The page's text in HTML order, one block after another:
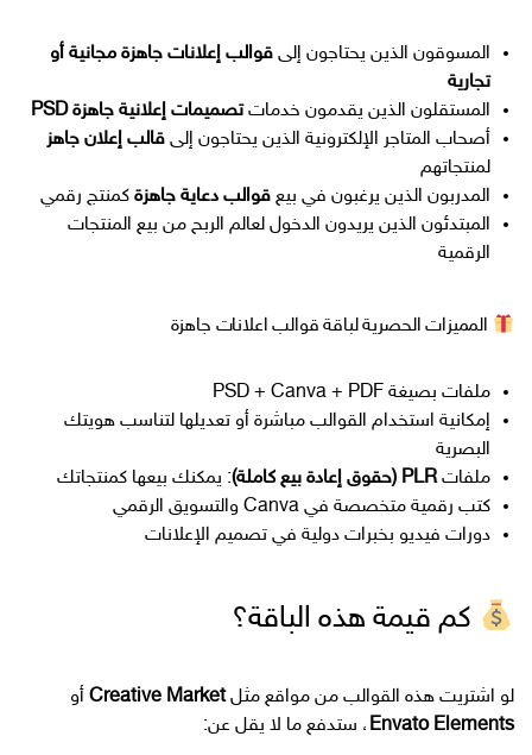
المسوقون الذين يحتاجون إلى قوالب إعلانات جاهزة مجانية أو
تجارية
المستقلون الذين يقدمون خدماتتصميمات إعلانية جاهزة PSD
أصحاب المتاجر الإلكترونية الذين يحتاجون إلى قالب إعلان جاهز
لمنتجاتهم
المدربون الذين يرغبون في بيع قوالب دعاية جاهزة كمنتج رقمي
المبتدئون الذين يريدون الدخول لعالم الربح من بيع المنتجات
الرقمية
المميزات الحصرية لباقة قوالب اعلانات جاهزة
ملفات بصيغة PSD + Canva + PDF
إمكانية استخدام القوالب مباشرة أو تعديلها لتناسب هويتك
البصرية
ملفاتPLR (حقوق إعادة بيع كاملة)
: يمكنك بيعها كمنتجاتك
كتب رقمية متخصصة في Canva والتسويق الرقمي
دورات فيديو بخبرات دولية في تصميم الإعلانات
كم قيمة هذه الباقة؟
لو اشتريت هذه القوالب من مواقع مثلCreative Market أو
Envato Elements ، ستدفع ما لا يقل عن: